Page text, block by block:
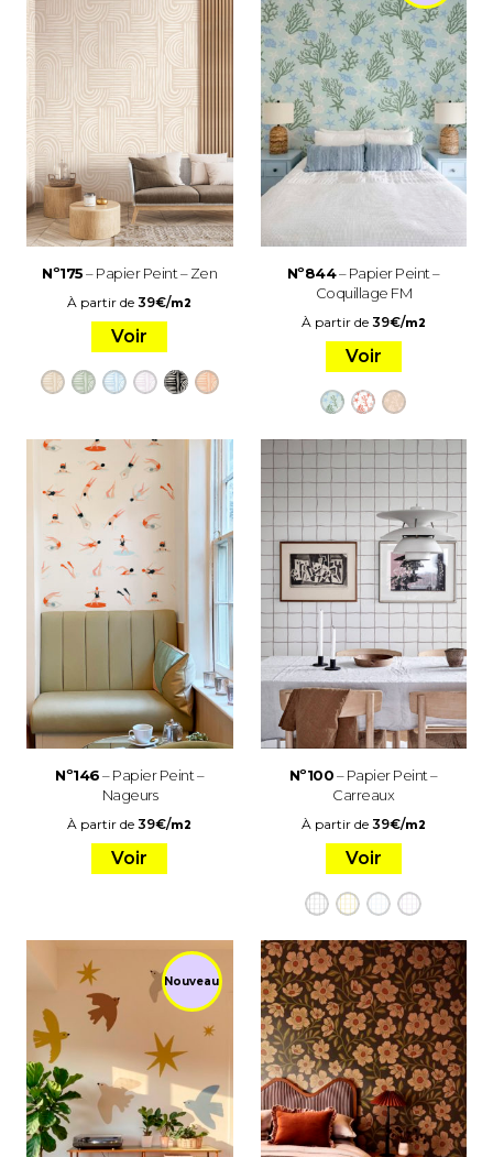
Nº175– Papier Peint – Zen
À partir de39€/m2
Voir
Nº844– Papier Peint –
Coquillage FM
À partir de 39€/m2
Voir
Nº146– Papier Peint –
Nageurs
À partir de39€/m2
Voir
Nº100– Papier Peint –
Carreaux
À partir de 39€/m2
Voir
Nouveau